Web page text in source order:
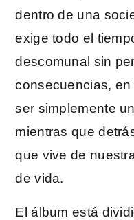
dentro de una
exige todo el
descomunal sin
consecuencias,
ser simplemente
mientras que
que vive de
de vida.
El álbum está